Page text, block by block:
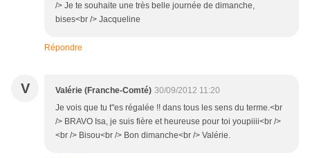
/> Je te souhaite une très belle journée de dimanche,
bises<br /> Jacqueline
Répondre
V Valérie (Franche-Comté) 30/09/2012 11:20
Je vois que tu t"es régalée !! dans tous les sens du terme.<br
/> BRAVO Isa, je suis fière et heureuse pour toi youpiiii<br />
<br /> Bisou<br /> Bon dimanche<br /> Valérie.